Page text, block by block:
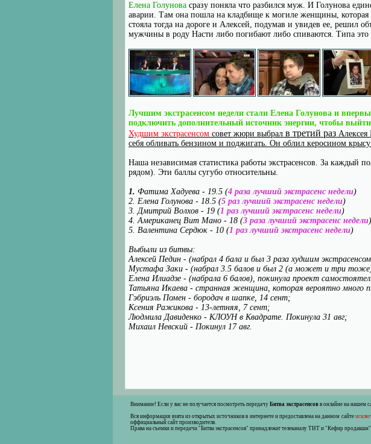
Елена Голунова сразу поняла что разбился муж. И Голунова
аварии. Там она пошла на кладбище к могиле женщины, которая
стояла тогда на дороге и Алексей, подумав и увидев ее, решил
мужчины в роду Насти либо погибают либо спиваются. Типа это
Лучшим экстрасенсом недели стали Елена Голунова и
подключить дополнительный источник энергии, чтобы
Худшим экстрасенсом совет жюри выбрал в третий раз Алексея
себя обливать бензином и поджигать. Он облил керосином
Наша независимая статистика работы экстрасенсов. За каждый
рядом). Эти баллы сугубо относительны.
1. Фатима Хадуева - 19.5 (4 раза лучший экстрасенс недели)
2. Елена Голунова - 18.5 (5 раз лучший экстрасенс недели)
3. Дмитрий Волхов - 19 (1 раз лучший экстрасенс недели)
4. Американец Вит Мано - 18 (3 раза лучший экстрасенс недели)
5. Валентина Сердюк - 10 (1 раз лучший экстрасенс недели)
Выбыли из битвы:
Алексей Педин - (набрал 4 бала и был 3 раза худшим
Мустафа Заки - (набрал 3.5 балов и был 2 (а может и три тоже)
Елена Илиадзе - (набрала 6 балов), покинула проект
Татьяна Икаева - странная женщина, которая вероятно много
Гэбриэль Помен - бородач в шапке, 14 сент;
Ксения Ражикова - 13-летняя, 7 сент;
Людмила Давиденко - КЛОУН в Квадрате. Покинула 31 авг;
Михаил Невский - Покинул 17 авг.
Внимание! Если у вас не получается посмотреть передачуБитва экстрасенсов в онлайне на нашем
Вся информация взята из открытых источников в интернете и предоставлена на данном сайте
оффициальный сайт производителя.
Права на съемки и передачи "Битва экстрасенсов" принадлежат телеканалу ТНТ и "Кефир продакшн"